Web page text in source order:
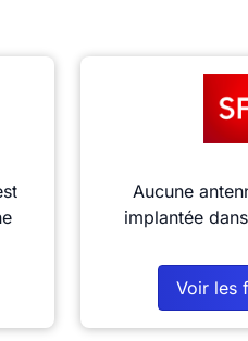
Aucune
implantée
Voir les